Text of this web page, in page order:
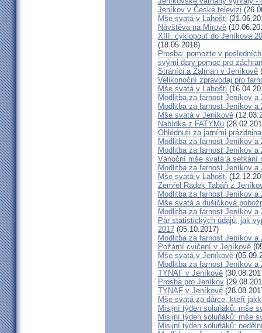
Jeníkov v České televizi
Mše svatá v Lahošti
Návštěva na Mírově
XIII. cyklopouť do Jeníkova
(18.05.2018)
Prosba: pomozte v
svými dary pomoc pro
Stráníci a Žalman v Jeníkově
Velikonoční zpravodaj pro
Mše svatá v Lahošti
Modlitba za farnost Jeníkov a
Modlitba za farnost Jeníkov a
Mše svatá v Jeníkově
Nabídka z FATYMu
Ohlédnutí za jarními
Modlitba za farnost Jeníkov a
Modlitba za farnost Jeníkov a
Vánoční mše svatá a setkání
Modlitba za farnost Jeníkov a
Mše svatá v Lahošti
Zemřel Radek Tabáň z
Modlitba za farnost Jeníkov a
Mše svatá a dušičková
Modlitba za farnost Jeníkov a
Pár statistických údajů, jak
2017 (05.10.2017)
Modlitba za farnost Jeníkov a
Požární cvičení v Jeníkově
Mše svatá v Jeníkově
Modlitba za farnost Jeníkov a
TYNAF v Jeníkově
Prosba pro Jeníkov
TYNAF v Jeníkově
Mše svatá za dárce, kteří
Misijní týden soluňáků: mše
Misijní týden soluňáků: mše
Misijní týden soluňáků: